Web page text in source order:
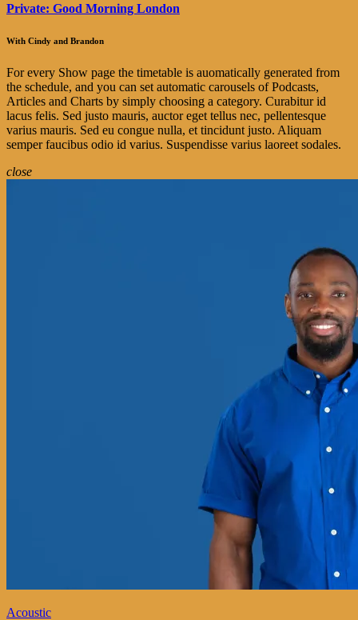
Private: Good Morning London
With Cindy and Brandon
For every Show page the timetable is auomatically generated from
the schedule, and you can set automatic carousels of Podcasts,
Articles and Charts by simply choosing a category. Curabitur id
lacus felis. Sed justo mauris, auctor eget tellus nec, pellentesque
varius mauris. Sed eu congue nulla, et tincidunt justo. Aliquam
semper faucibus odio id varius. Suspendisse varius laoreet sodales.
close
Acoustic